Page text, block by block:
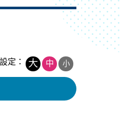
東縣、宜蘭縣、臺
平均風6級以上
大雨發生的機率，
及落石，低窪地區
定： 大 中 小